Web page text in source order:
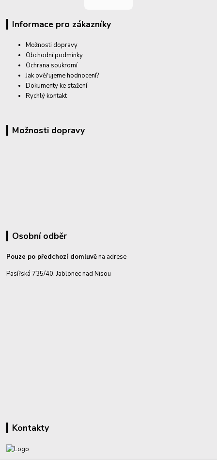
Informace pro zákazníky
Možnosti dopravy
Obchodní podmínky
Ochrana soukromí
Jak ověřujeme hodnocení?
Dokumenty ke stažení
Rychlý kontakt
Možnosti dopravy
Osobní odběr
Pouze po předchozí domluvěna adrese
Pasířská 735/40, Jablonec nad Nisou
Kontakty